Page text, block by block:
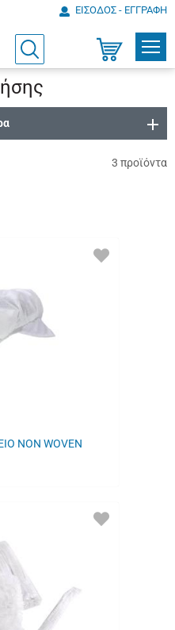
ΕΙΣΟΔΟΣ - ΕΓΓΡΑΦΗ
Αναζήτηση
Καλάθι
Αγορών
3 προϊόντα
NON WOVEN
ΠΡΟΣΘΗΚΗ
ΠΡΟΣΘΗΚΗ